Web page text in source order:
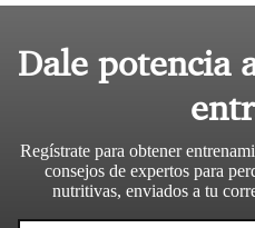
Dale potencia
Regístrate para obtener
consejos de expertos para
nutritivas, enviados a tu